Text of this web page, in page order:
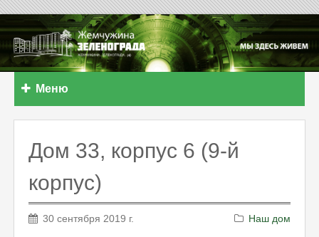
Меню
Дом 33, корпус 6 (9-й
корпус)
30 сентября 2019 г. Наш дом